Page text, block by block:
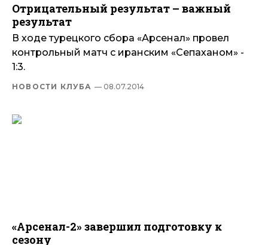
Отрицательный результат – важный
результат
В ходе турецкого сбора «Арсенал» провел
контрольный матч с иранским «Сепаханом» -
1:3.
НОВОСТИ КЛУБА — 08.07.2014
«Арсенал-2» завершил подготовку к
сезону